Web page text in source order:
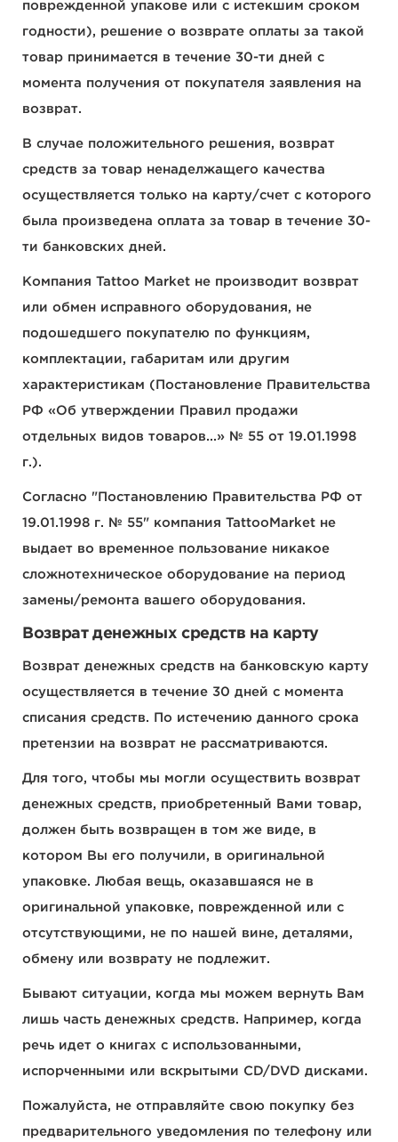
поврежденной упакове или с истекшим сроком
годности), решение о возврате оплаты за такой
товар принимается в течение 30-ти дней с
момента получения от покупателя заявления на
возврат.
В случае положительного решения, возврат
средств за товар ненаделжащего качества
осуществляется только на карту/счет с которого
была произведена оплата за товар в течение 30-
ти банковских дней.
Компания Tattoo Market не производит возврат
или обмен исправного оборудования, не
подошедшего покупателю по функциям,
комплектации, габаритам или другим
характеристикам (Постановление Правительства
РФ «Об утверждении Правил продажи
отдельных видов товаров...» № 55 от 19.01.1998
г.).
Согласно "Постановлению Правительства РФ от
19.01.1998 г. № 55" компания TattooMarket не
выдает во временное пользование никакое
сложнотехническое оборудование на период
замены/ремонта вашего оборудования.
Возврат денежных средств на карту
Возврат денежных средств на банковскую карту
осуществляется в течение 30 дней с момента
списания средств. По истечению данного срока
претензии на возврат не рассматриваются.
Для того, чтобы мы могли осуществить возврат
денежных средств, приобретенный Вами товар,
должен быть возвращен в том же виде, в
котором Вы его получили, в оригинальной
упаковке. Любая вещь, оказавшаяся не в
оригинальной упаковке, поврежденной или с
отсутствующими, не по нашей вине, деталями,
обмену или возврату не подлежит.
Бывают ситуации, когда мы можем вернуть Вам
лишь часть денежных средств. Например, когда
речь идет о книгах с использованными,
испорченными или вскрытыми CD/DVD дисками.
Пожалуйста, не отправляйте свою покупку без
предварительного уведомления по телефону или